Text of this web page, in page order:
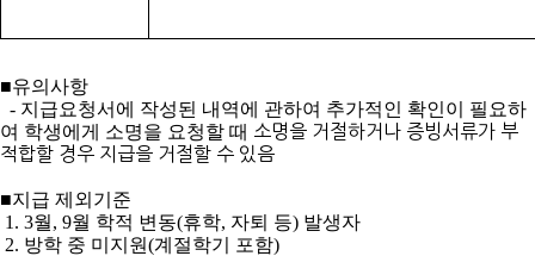
■유의사항
- 지급요청서에 작성된 내역에 관하여 추가적인 확인이 필요하
여 학생에게 소명을 요청할 때 소명을 거절하거나 증빙서류가 부
적합할 경우 지급을 거절할 수 있음
■지급 제외기준
1. 3월, 9월 학적 변동(휴학, 자퇴 등) 발생자
2. 방학 중 미지원(계절학기 포함)